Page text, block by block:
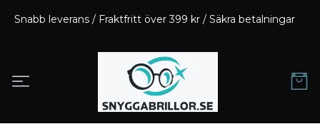
Snabb leverans / Fraktfritt över 399 kr / Säkra betalningar